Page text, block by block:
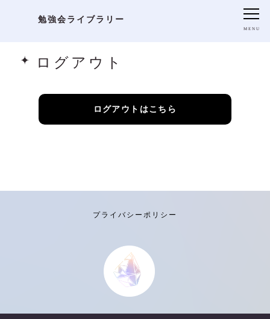
勉強会ライブラリー
ログアウト
ログアウトはこちら
プライバシーポリシー